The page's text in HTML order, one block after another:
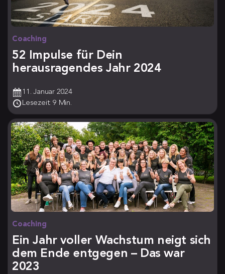
Coaching
52 Impulse für Dein
herausragendes Jahr 2024
11. Januar 2024
Lesezeit: 9 Min.
Coaching
Ein Jahr voller Wachstum neigt sich
dem Ende entgegen – Das war
2023